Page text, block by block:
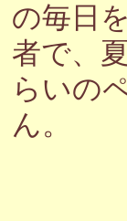
の毎日
者で、
らいの
ん。